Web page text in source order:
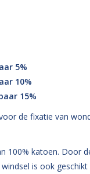
5%
10%
15%
de fixatie van
100% katoen. Door
is ook